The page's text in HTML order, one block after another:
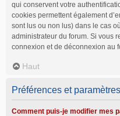
qui conservent votre
cookies permettent également
sont lus ou non lus) dans le cas
administrateur du forum. Si vous
connexion et de déconnexion au
Haut
Préférences et
Comment puis-je modifier mes